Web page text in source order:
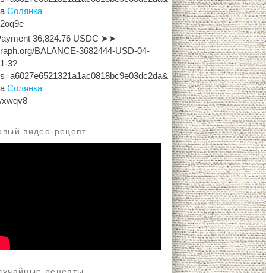
Солянка
36,824.76 USDC ➤➤
BALANCE-3682444-USD-04-
3?
Солянка
видео-рецепт